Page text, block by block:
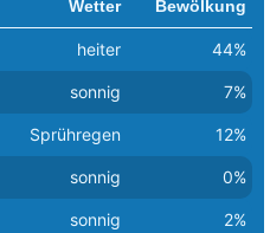
Wetter Bewölkung
heiter 44%
sonnig 7%
Sprühregen 12%
sonnig 0%
sonnig 2%